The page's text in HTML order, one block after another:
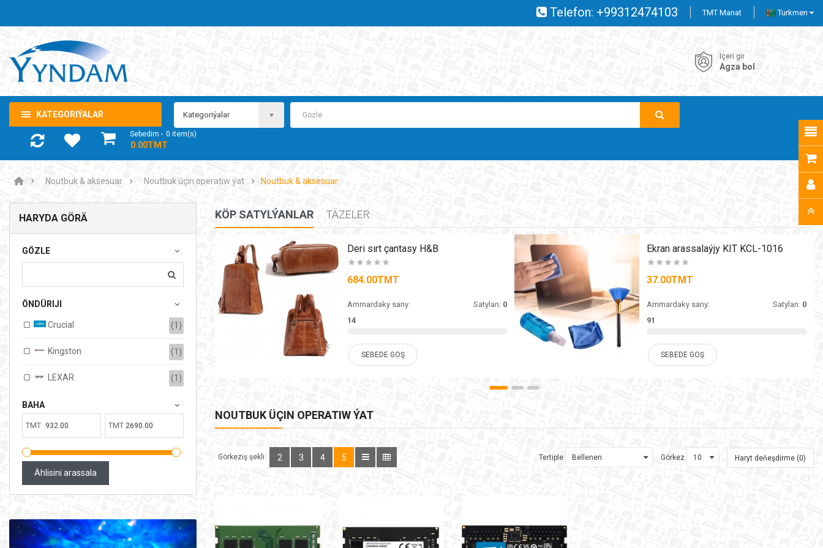
TMT Manat Turkmen
Telefon: +99312474103
Içeri gir
Agza bol
KATEGORIÝALAR Kategoriýalar
Sebedim 0 item(s)
- 0.00TMT
Noutbuk & aksesuar Noutbuk üçin operatiw ýat Noutbuk & aksesuar
HARYDA GÖRÄ
GÖZLE
ÖNDÜRIJI
Crucial (1)
Kingston (1)
LEXAR (1)
BAHA
TMT TMT
Ählisini arassala
KÖP SATYLÝANLAR TÄZELER
Noutbuk Samsung Galaxy Book4 360
Ammardaky sany: Satylan:
Deri sırt çantasy H&B
684.00TMT
Ammardaky sany:
14
Satylan: 0
SEBEDE GOŞ
Ekran arassalaýjy KIT KCL-1016
37.00TMT
Ammardaky sany:
91
Satylan: 0
SEBEDE GOŞ
NOUTBUK ÜÇIN OPERATIW ÝAT
Görkeziş şekli: 2 3 4 5 Tertiple Görkez Haryt deňeşdirme (0)